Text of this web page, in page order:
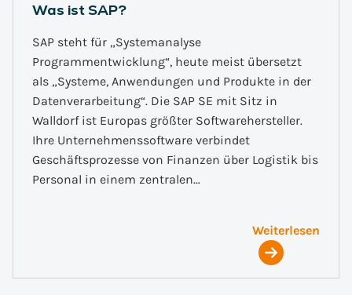
Was ist SAP?
SAP steht für „Systemanalyse
Programmentwicklung“, heute meist übersetzt
als „Systeme, Anwendungen und Produkte in der
Datenverarbeitung“. Die SAP SE mit Sitz in
Walldorf ist Europas größter Softwarehersteller.
Ihre Unternehmenssoftware verbindet
Geschäftsprozesse von Finanzen über Logistik bis
Personal in einem zentralen…
Weiterlesen